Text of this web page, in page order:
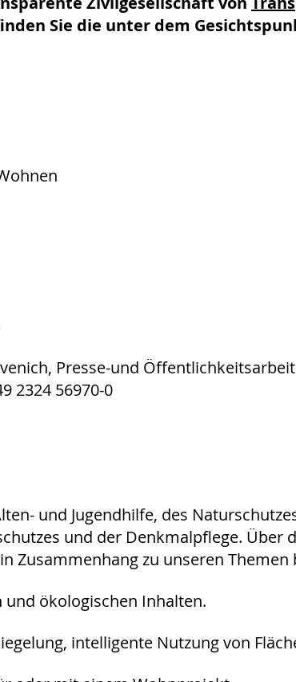
Sie die unter dem
Presse-und Öffentlichkeitsarbeit
2324 56970-0
und Jugendhilfe, des
und der Denkmalpflege.
Zusammenhang zu unseren Themen
ökologischen Inhalten.
intelligente Nutzung von